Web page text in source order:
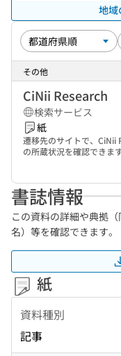
地域
その他
CiNii Research
検索サービス
紙
遷移先のサイトで、CiNii
の所蔵状況を確認できます
書誌情報
この資料の詳細や典拠
名）等を確認できます。
紙
資料種別
記事